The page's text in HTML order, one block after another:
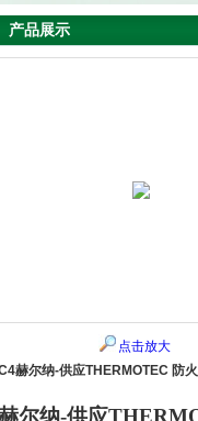
产品展示
点击放大
赫尔纳-供应THERMOTEC 防
尔纳-供应